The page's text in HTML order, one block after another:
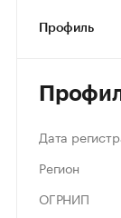
Профиль
Дата
Регион
ОГРНИП